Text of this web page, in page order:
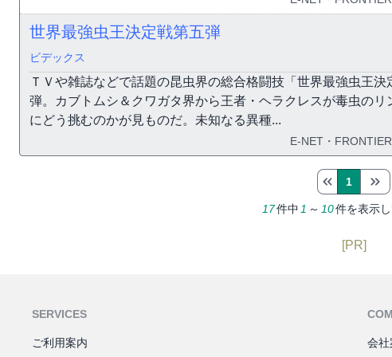
世界最強虫王決定戦第五弾
ビデックス
ＴＶや雑誌などで話題の昆虫界の総合格闘技「世界最強虫王
弾。カブトムシ＆クワガタ界から王者・ヘラクレスが毒虫の
にどう挑むのかが見ものだ。未知なる異種...
E-NET・
17件中 1 ～ 10件を表示し
1
[PR]
SERVICES
ご利用案内 会社